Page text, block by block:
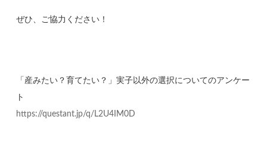
ぜひ、ご協力ください！
「産みたい？育てたい？」実子以外の選択についてのアンケー
ト
https://questant.jp/q/L2U4IM0D